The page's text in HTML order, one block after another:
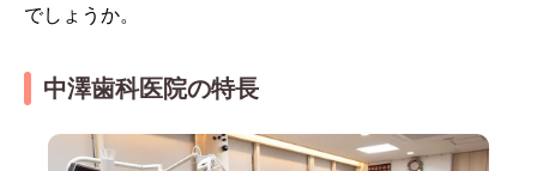
でしょうか。
中澤歯科医院の特長